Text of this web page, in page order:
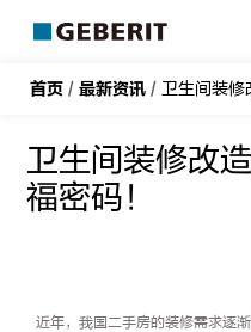
力
首页 / 最新资讯 /
卫生间装修改
福密码！
近年，我国二手房的装修需求逐